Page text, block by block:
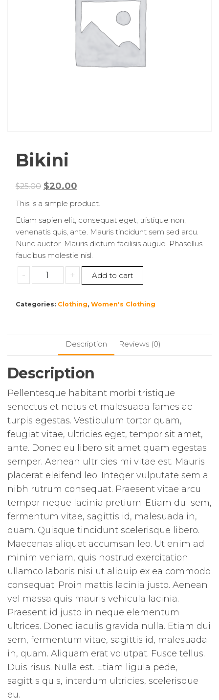
Bikini
$25.00 Original
price
$25.00.
$20.00Current
price
$20.00.
This is a simple product.
Etiam sapien elit, consequat eget, tristique non,
venenatis quis, ante. Mauris tincidunt sem sed arcu.
Nunc auctor. Mauris dictum facilisis augue. Phasellus
faucibus molestie nisl.
-
Bikini
quantity
+ Add to cart
Categories: Clothing, Women's Clothing
Description Reviews (0)
Description
Pellentesque habitant morbi tristique
senectus et netus et malesuada fames ac
turpis egestas. Vestibulum tortor quam,
feugiat vitae, ultricies eget, tempor sit amet,
ante. Donec eu libero sit amet quam egestas
semper. Aenean ultricies mi vitae est. Mauris
placerat eleifend leo. Integer vulputate sem a
nibh rutrum consequat. Praesent vitae arcu
tempor neque lacinia pretium. Etiam dui sem,
fermentum vitae, sagittis id, malesuada in,
quam. Quisque tincidunt scelerisque libero.
Maecenas aliquet accumsan leo. Ut enim ad
minim veniam, quis nostrud exercitation
ullamco laboris nisi ut aliquip ex ea commodo
consequat. Proin mattis lacinia justo. Aenean
vel massa quis mauris vehicula lacinia.
Praesent id justo in neque elementum
ultrices. Donec iaculis gravida nulla. Etiam dui
sem, fermentum vitae, sagittis id, malesuada
in, quam. Aliquam erat volutpat. Fusce tellus.
Duis risus. Nulla est. Etiam ligula pede,
sagittis quis, interdum ultricies, scelerisque
eu.